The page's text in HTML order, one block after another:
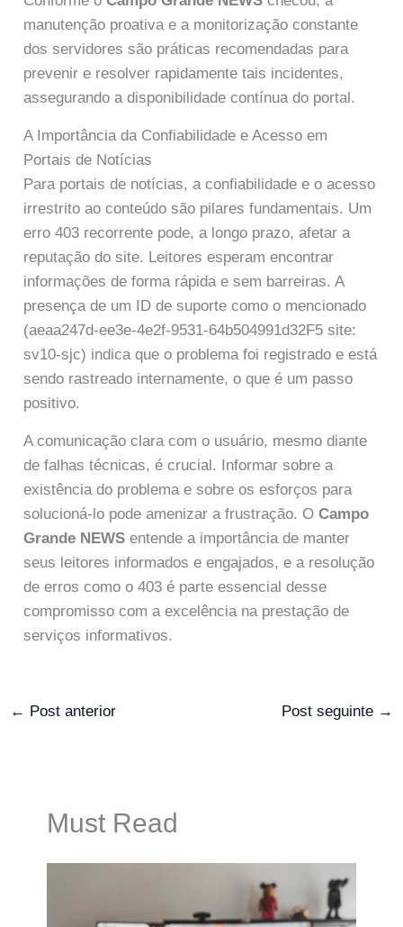
manutenção proativa e a monitorização constante
dos servidores são práticas recomendadas para
prevenir e resolver rapidamente tais incidentes,
assegurando a disponibilidade contínua do portal.
A Importância da Confiabilidade e Acesso em
Portais de Notícias
Para portais de notícias, a confiabilidade e o acesso
irrestrito ao conteúdo são pilares fundamentais. Um
erro 403 recorrente pode, a longo prazo, afetar a
reputação do site. Leitores esperam encontrar
informações de forma rápida e sem barreiras. A
presença de um ID de suporte como o mencionado
(aeaa247d-ee3e-4e2f-9531-64b504991d32F5 site:
sv10-sjc) indica que o problema foi registrado e está
sendo rastreado internamente, o que é um passo
positivo.
A comunicação clara com o usuário, mesmo diante
de falhas técnicas, é crucial. Informar sobre a
existência do problema e sobre os esforços para
solucioná-lo pode amenizar a frustração. OCampo
Grande NEWS entende a importância de manter
seus leitores informados e engajados, e a resolução
de erros como o 403 é parte essencial desse
compromisso com a excelência na prestação de
serviços informativos.
← Post anterior Post seguinte →
Must Read